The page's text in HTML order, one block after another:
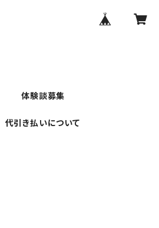
体験談募集
代引き払いについて